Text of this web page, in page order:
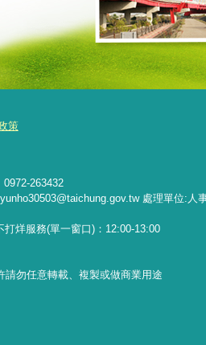
策
263432
處理單位:人
打烊服務(單一窗口)：12:00-13:00
勿任意轉載、複製或做商業用途